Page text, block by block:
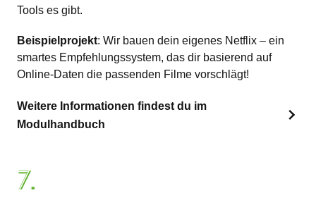
Tools es gibt.
Beispielprojekt: Wir bauen dein eigenes Netflix – ein
smartes Empfehlungssystem, das dir basierend auf
Online-Daten die passenden Filme vorschlägt!
Weitere Informationen findest du im
Modulhandbuch
7.